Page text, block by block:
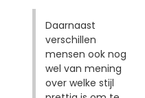
Daarnaast
verschillen
mensen ook nog
wel van mening
over welke stijl